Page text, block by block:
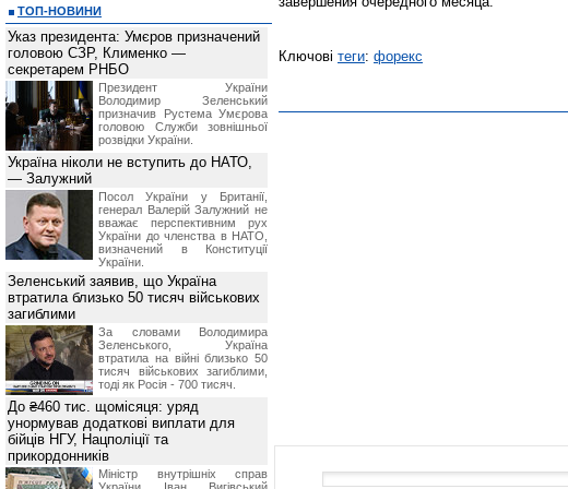
Ключові теги: форекс
ТОП-НОВИНИ
Указ президента: Умєров призначений
головою СЗР, Клименко —
секретарем РНБО
Президент України
Володимир Зеленський
призначив Pустема Умєрова
головою Служби зовнішньої
розвідки України.
Україна ніколи не вступить до НАТО,
— Залужний
Посол України у Британії,
генерал Валерій Залужний не
вважає перспективним рух
України до членства в НАТО,
визначений в Конституції
України.
Зеленський заявив, що Україна
втратила близько 50 тисяч військових
загиблими
За словами Володимира
Зеленського, Україна
втратила на війні близько 50
тисяч військових загиблими,
тоді як Росія - 700 тисяч.
До ₴460 тис. щомісяця: уряд
унормував додаткові виплати для
бійців НГУ, Нацполіції та
прикордонників
Міністр внутрішніх справ